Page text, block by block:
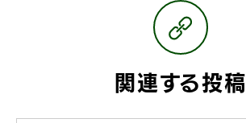
関連する投稿